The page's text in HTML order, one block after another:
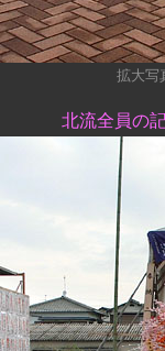
拡大写
北流全員の